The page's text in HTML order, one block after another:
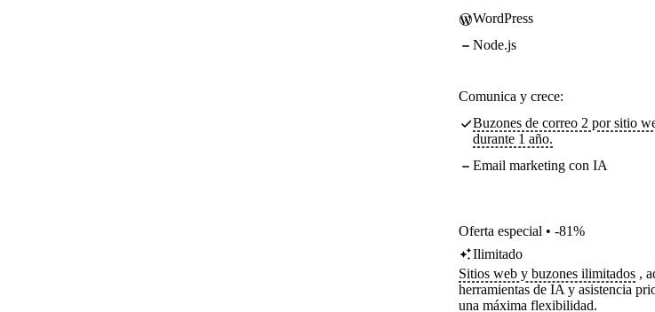
WordPress
Node.js
Comunica y crece:
Buzones de correo 2 por sitio
durante 1 año.
Email marketing con IA
Oferta especial • -81%
Ilimitado
Sitios web y buzones ilimitados ,
herramientas de IA y asistencia
una máxima flexibilidad.